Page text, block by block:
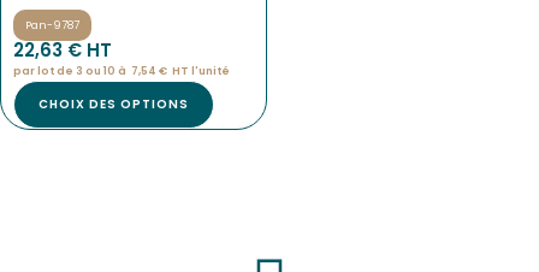
Pan-9787
22,63 € HT
par lot de 3 ou 10 à 7,54 € HT l'unité
CHOIX DES OPTIONS